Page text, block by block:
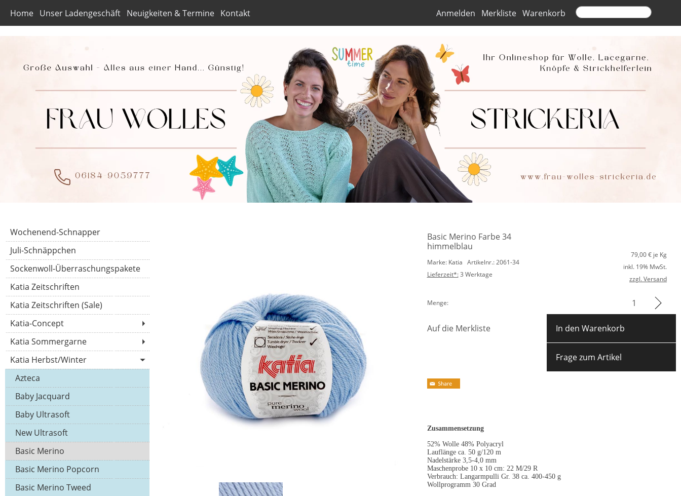
Home Unser Ladengeschäft Neuigkeiten & Termine Kontakt Anmelden Merkliste Warenkorb
Wochenend-Schnapper
Juli-Schnäppchen
Sockenwoll-Überraschungspakete
Katia Zeitschriften
Katia Zeitschriften (Sale)
Katia-Concept
Katia Sommergarne
Katia Herbst/Winter
Azteca
Baby Jacquard
Baby Ultrasoft
New Ultrasoft
Basic Merino
Basic Merino Popcorn
Basic Merino Tweed
Basic Merino Farbe 34
himmelblau
Marke: Katia Artikelnr.: 2061-34
Lieferzeit*:3 Werktage
79,00€ je Kg
inkl. 19% MwSt.
zzgl. Versand
Menge:
Auf die Merkliste In den Warenkorb
Frage zum Artikel
Zusammensetzung
52% Wolle 48% Polyacryl
Lauflänge ca. 50 g/120 m
Nadelstärke 3,5-4,0 mm
Maschenprobe 10 x 10 cm: 22 M/29 R
Verbrauch: Langarmpulli Gr. 38 ca. 400-450 g
Wollprogramm 30 Grad